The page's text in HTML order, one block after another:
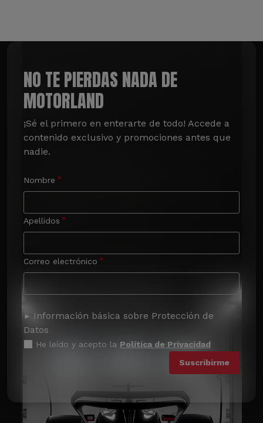
NO TE PIERDAS NADA DE
MOTORLAND
¡Sé el primero en enterarte de todo! Accede a
contenido exclusivo y promociones antes que
nadie.
Nombre
Apellidos
Correo electrónico
Información básica sobre Protección de
Datos
He leído y acepto la Política de Privacidad